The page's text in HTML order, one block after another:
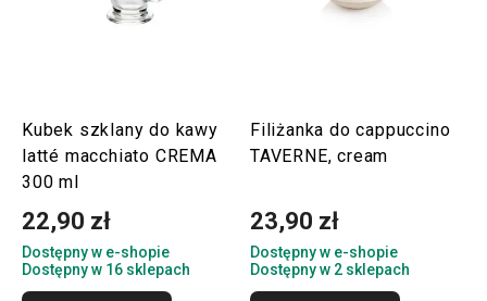
Kubek szklany do kawy
latté macchiato CREMA
300 ml
22,90 zł
Dostępny w e-shopie
Dostępny w 16 sklepach
Filiżanka do cappuccino
TAVERNE, cream
23,90 zł
Dostępny w e-shopie
Dostępny w 2 sklepach